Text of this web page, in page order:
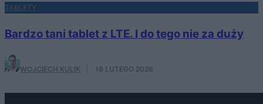
TABLETY
Bardzo tani tablet z LTE. I do tego nie za duży
WOJCIECH KULIK 18 LUTEGO 2026